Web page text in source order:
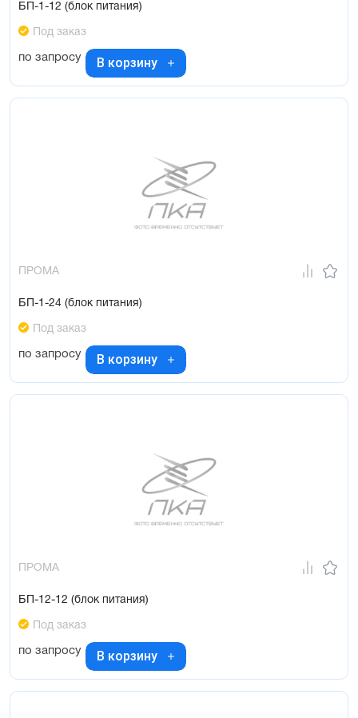
БП-1-12 (блок питания)
Под заказ
по запросу В корзину
ПРОМА
БП-1-24 (блок питания)
Под заказ
по запросу В корзину
ПРОМА
БП-12-12 (блок питания)
Под заказ
по запросу В корзину